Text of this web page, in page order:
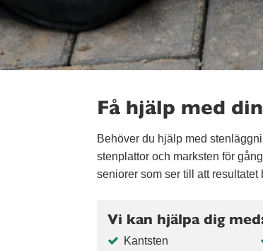
Få hjälp med
Behöver du hjälp med
stenplattor och marksten för
seniorer som ser till att
Vi kan hjälpa dig
Kantsten